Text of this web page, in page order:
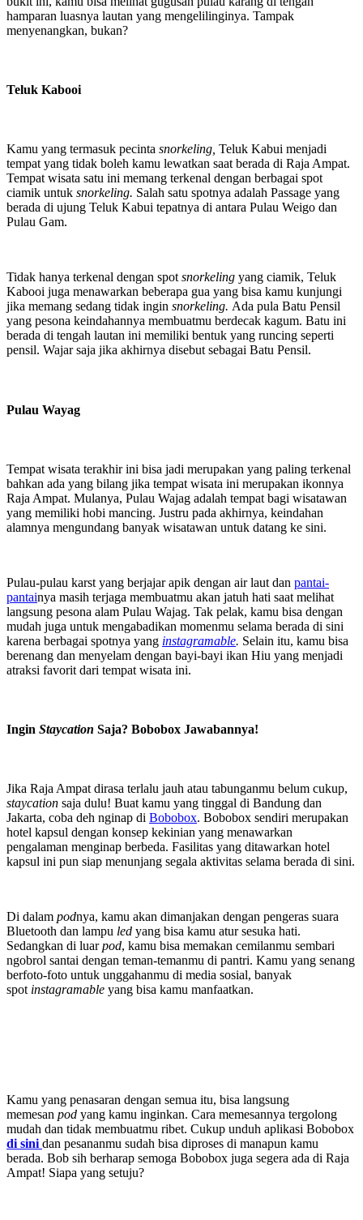
hamparan luasnya lautan yang mengelilinginya. Tampak
menyenangkan, bukan?
Teluk Kabooi
Kamu yang termasuk pecinta snorkeling, Teluk Kabui menjadi
tempat yang tidak boleh kamu lewatkan saat berada di Raja Ampat.
Tempat wisata satu ini memang terkenal dengan berbagai spot
ciamik untuk snorkeling. Salah satu spotnya adalah Passage yang
berada di ujung Teluk Kabui tepatnya di antara Pulau Weigo dan
Pulau Gam.
Tidak hanya terkenal dengan spot snorkeling yang ciamik, Teluk
Kabooi juga menawarkan beberapa gua yang bisa kamu kunjungi
jika memang sedang tidak ingin snorkeling. Ada pula Batu Pensil
yang pesona keindahannya membuatmu berdecak kagum. Batu ini
berada di tengah lautan ini memiliki bentuk yang runcing seperti
pensil. Wajar saja jika akhirnya disebut sebagai Batu Pensil.
Pulau Wayag
Tempat wisata terakhir ini bisa jadi merupakan yang paling terkenal
bahkan ada yang bilang jika tempat wisata ini merupakan ikonnya
Raja Ampat. Mulanya, Pulau Wajag adalah tempat bagi wisatawan
yang memiliki hobi mancing. Justru pada akhirnya, keindahan
alamnya mengundang banyak wisatawan untuk datang ke sini.
Pulau-pulau karst yang berjajar apik dengan air laut dan pantai-
pantainya masih terjaga membuatmu akan jatuh hati saat melihat
langsung pesona alam Pulau Wajag. Tak pelak, kamu bisa dengan
mudah juga untuk mengabadikan momenmu selama berada di sini
karena berbagai spotnya yang instagramable. Selain itu, kamu bisa
berenang dan menyelam dengan bayi-bayi ikan Hiu yang menjadi
atraksi favorit dari tempat wisata ini.
Ingin Staycation Saja? Bobobox Jawabannya!
Jika Raja Ampat dirasa terlalu jauh atau tabunganmu belum cukup,
staycation saja dulu! Buat kamu yang tinggal di Bandung dan
Jakarta, coba deh nginap di Bobobox. Bobobox sendiri merupakan
hotel kapsul dengan konsep kekinian yang menawarkan
pengalaman menginap berbeda. Fasilitas yang ditawarkan hotel
kapsul ini pun siap menunjang segala aktivitas selama berada di sini.
Di dalam podnya, kamu akan dimanjakan dengan pengeras suara
Bluetooth dan lampu led yang bisa kamu atur sesuka hati.
Sedangkan di luarpod, kamu bisa memakan cemilanmu sembari
ngobrol santai dengan teman-temanmu di pantri. Kamu yang senang
berfoto-foto untuk unggahanmu di media sosial, banyak
spot instagramable yang bisa kamu manfaatkan.
Kamu yang penasaran dengan semua itu, bisa langsung
memesan pod yang kamu inginkan. Cara memesannya tergolong
mudah dan tidak membuatmu ribet. Cukup unduh aplikasi Bobobox
di sini dan pesananmu sudah bisa diproses di manapun kamu
berada. Bob sih berharap semoga Bobobox juga segera ada di Raja
Ampat! Siapa yang setuju?